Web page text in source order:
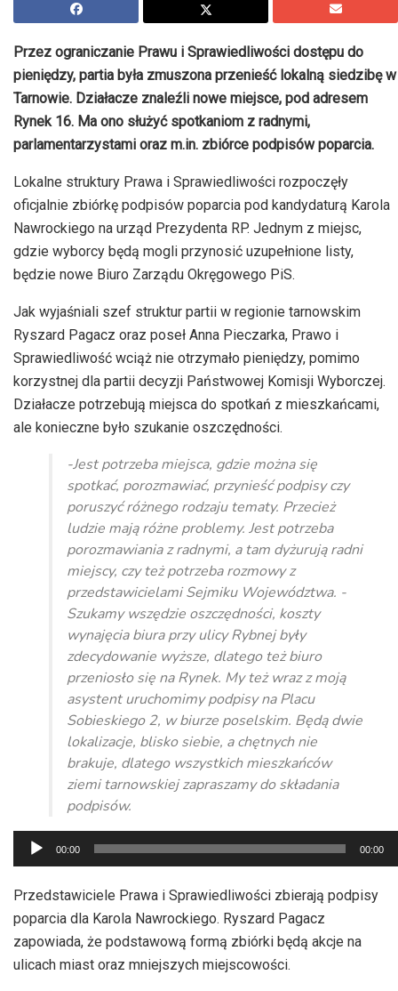
Przez ograniczanie Prawu i Sprawiedliwości dostępu do
pieniędzy, partia była zmuszona przenieść lokalną siedzibę w
Tarnowie. Działacze znaleźli nowe miejsce, pod adresem
Rynek 16. Ma ono służyć spotkaniom z radnymi,
parlamentarzystami oraz m.in. zbiórce podpisów poparcia.
Lokalne struktury Prawa i Sprawiedliwości rozpoczęły
oficjalnie zbiórkę podpisów poparcia pod kandydaturą Karola
Nawrockiego na urząd Prezydenta RP. Jednym z miejsc,
gdzie wyborcy będą mogli przynosić uzupełnione listy,
będzie nowe Biuro Zarządu Okręgowego PiS.
Jak wyjaśniali szef struktur partii w regionie tarnowskim
Ryszard Pagacz oraz poseł Anna Pieczarka, Prawo i
Sprawiedliwość wciąż nie otrzymało pieniędzy, pomimo
korzystnej dla partii decyzji Państwowej Komisji Wyborczej.
Działacze potrzebują miejsca do spotkań z mieszkańcami,
ale konieczne było szukanie oszczędności.
-Jest potrzeba miejsca, gdzie można się
spotkać, porozmawiać, przynieść podpisy czy
poruszyć różnego rodzaju tematy. Przecież
ludzie mają różne problemy. Jest potrzeba
porozmawiania z radnymi, a tam dyżurują radni
miejscy, czy też potrzeba rozmowy z
przedstawicielami Sejmiku Województwa. -
Szukamy wszędzie oszczędności, koszty
wynajęcia biura przy ulicy Rybnej były
zdecydowanie wyższe, dlatego też biuro
przeniosło się na Rynek. My też wraz z moją
asystent uruchomimy podpisy na Placu
Sobieskiego 2, w biurze poselskim. Będą dwie
lokalizacje, blisko siebie, a chętnych nie
brakuje, dlatego wszystkich mieszkańców
ziemi tarnowskiej zapraszamy do składania
podpisów.
Odtwarzacz
plików
dźwiękowych
00:00 00:00
Przedstawiciele Prawa i Sprawiedliwości zbierają podpisy
poparcia dla Karola Nawrockiego. Ryszard Pagacz
zapowiada, że podstawową formą zbiórki będą akcje na
ulicach miast oraz mniejszych miejscowości.